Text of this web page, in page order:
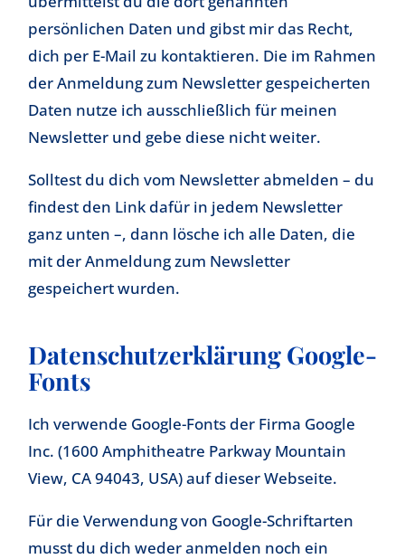
persönlichen Daten und gibst mir das Recht,
dich per E-Mail zu kontaktieren. Die im Rahmen
der Anmeldung zum Newsletter gespeicherten
Daten nutze ich ausschließlich für meinen
Newsletter und gebe diese nicht weiter.
Solltest du dich vom Newsletter abmelden – du
findest den Link dafür in jedem Newsletter
ganz unten –, dann lösche ich alle Daten, die
mit der Anmeldung zum Newsletter
gespeichert wurden.
Datenschutzerklärung Google-
Fonts
Ich verwende Google-Fonts der Firma Google
Inc. (1600 Amphitheatre Parkway Mountain
View, CA 94043, USA) auf dieser Webseite.
Für die Verwendung von Google-Schriftarten
musst du dich weder anmelden noch ein